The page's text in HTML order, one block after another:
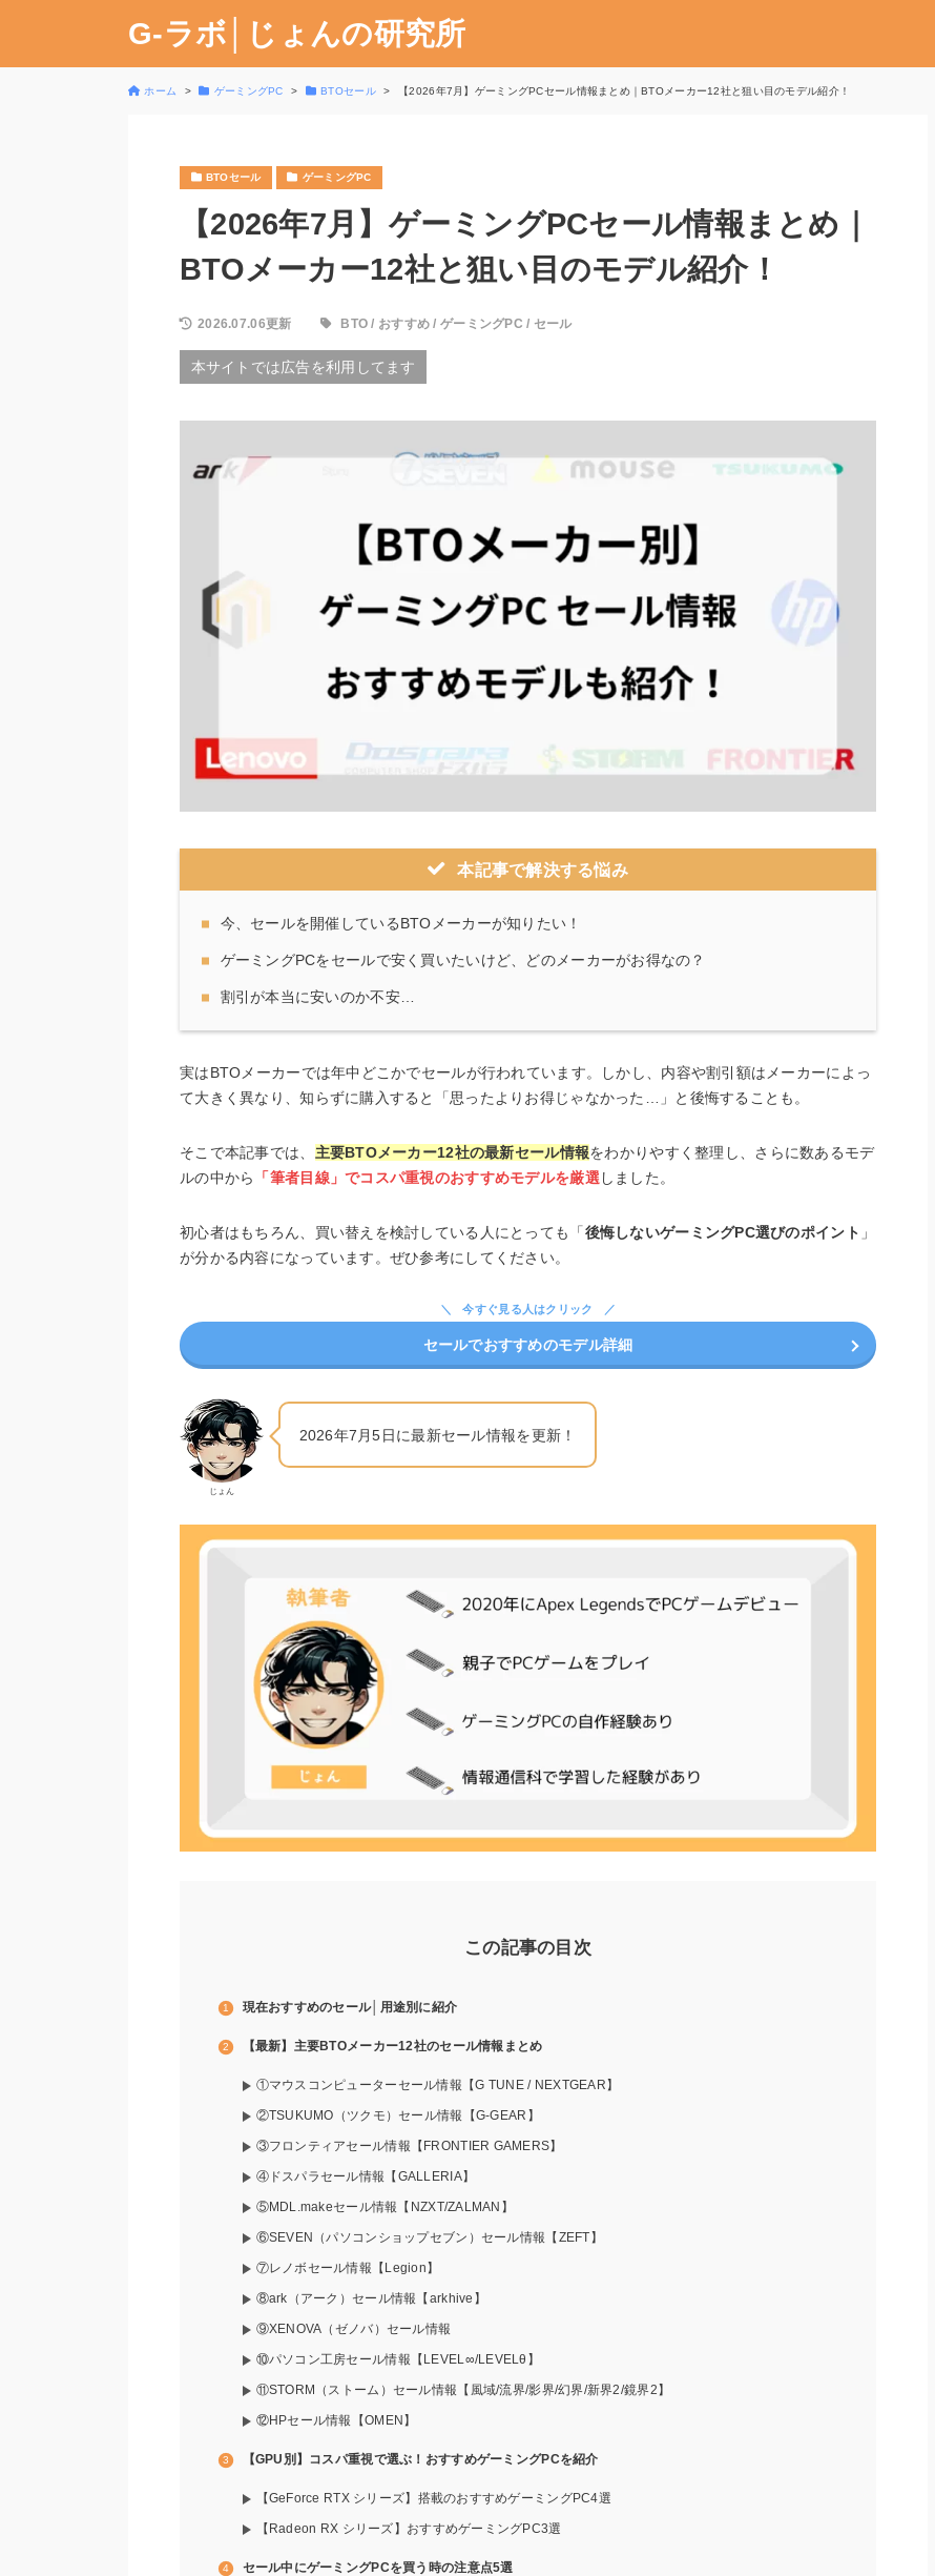
G-ラボ│じょんの研究所
ホーム ゲーミングPC BTOセール 【2026年7月】ゲーミングPCセール情報まとめ｜BTOメーカー12社と狙い目のモデル紹介！
BTOセール ゲーミングPC
【2026年7月】ゲーミングPCセール情報まとめ｜
BTOメーカー12社と狙い目のモデル紹介！
2026.07.06更新 BTO / おすすめ /ゲーミングPC / セール
本サイトでは広告を利用してます
本記事で解決する悩み
今、セールを開催しているBTOメーカーが知りたい！
ゲーミングPCをセールで安く買いたいけど、どのメーカーがお得なの？
割引が本当に安いのか不安…
実はBTOメーカーでは年中どこかでセールが行われています。しかし、内容や割引額はメーカーによっ
て大きく異なり、知らずに購入すると「思ったよりお得じゃなかった…」と後悔することも。
そこで本記事では、 主要BTOメーカー12社の最新セール情報をわかりやすく整理し、さらに数あるモデ
ルの中から
「筆者目線」でコスパ重視のおすすめモデルを厳選 しました。
初心者はもちろん、買い替えを検討している人にとっても「後悔しないゲーミングPC選びのポイント 」
が分かる内容になっています。ぜひ参考にしてください。
今すぐ見る人はクリック
セールでおすすめのモデル詳細
じょん
2026年7月5日に最新セール情報を更新！
この記事の目次
現在おすすめのセール│用途別に紹介
【最新】主要BTOメーカー12社のセール情報まとめ
①マウスコンピューターセール情報【G TUNE / NEXTGEAR】
②TSUKUMO（ツクモ）セール情報【G-GEAR】
③フロンティアセール情報【FRONTIER GAMERS】
④ドスパラセール情報【GALLERIA】
⑤MDL.makeセール情報【NZXT/ZALMAN】
⑥SEVEN（パソコンショップセブン）セール情報【ZEFT】
⑦レノボセール情報【Legion】
⑧ark（アーク）セール情報【arkhive】
⑨XENOVA（ゼノバ）セール情報
⑩パソコン工房セール情報【LEVEL∞/LEVELθ】
⑪STORM（ストーム）セール情報【風域/流界/影界/幻界/新界2/鏡界2】
⑫HPセール情報【OMEN】
【GPU別】コスパ重視で選ぶ！おすすめゲーミングPCを紹介
【GeForce RTX シリーズ】搭載のおすすめゲーミングPC4選
【Radeon RX シリーズ】おすすめゲーミングPC3選
セール中にゲーミングPCを買う時の注意点5選